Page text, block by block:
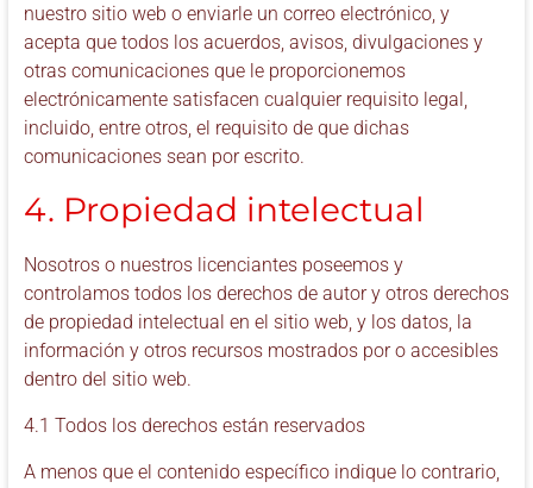
nuestro sitio web o enviarle un correo electrónico, y
acepta que todos los acuerdos, avisos, divulgaciones y
otras comunicaciones que le proporcionemos
electrónicamente satisfacen cualquier requisito legal,
incluido, entre otros, el requisito de que dichas
comunicaciones sean por escrito.
4. Propiedad intelectual
Nosotros o nuestros licenciantes poseemos y
controlamos todos los derechos de autor y otros derechos
de propiedad intelectual en el sitio web, y los datos, la
información y otros recursos mostrados por o accesibles
dentro del sitio web.
4.1 Todos los derechos están reservados
A menos que el contenido específico indique lo contrario,